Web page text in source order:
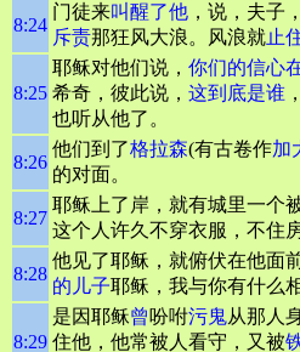
8:24
门徒来叫醒了他 ，说，夫子
斥责那狂风大浪。风浪就止
8:25
耶稣对他们说， 你们的信心
希奇，彼此说， 这到底是谁
也听从他了。
8:26
他们到了格拉森(有古卷作加
的对面。
8:27
耶稣上了岸，就有城里一个
这个人许久不穿衣服，不住
8:28
他见了耶稣，就俯伏在他面
的儿子耶稣，我与你有什么
8:29
是因耶稣曾吩咐污鬼从那人
住他，他常被人看守，又被